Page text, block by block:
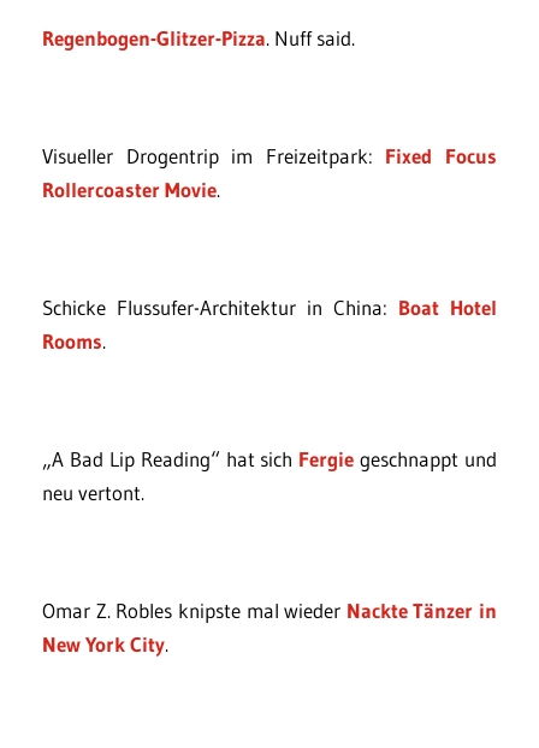
Regenbogen-Glitzer-Pizza. Nuff said.
Visueller Drogentrip im Freizeitpark: Fixed Focus
Rollercoaster Movie.
Schicke Flussufer-Architektur in China: Boat Hotel
Rooms.
„A Bad Lip Reading“ hat sich Fergie geschnappt und
neu vertont.
Omar Z. Robles knipste mal wieder Nackte Tänzer in
New York City.